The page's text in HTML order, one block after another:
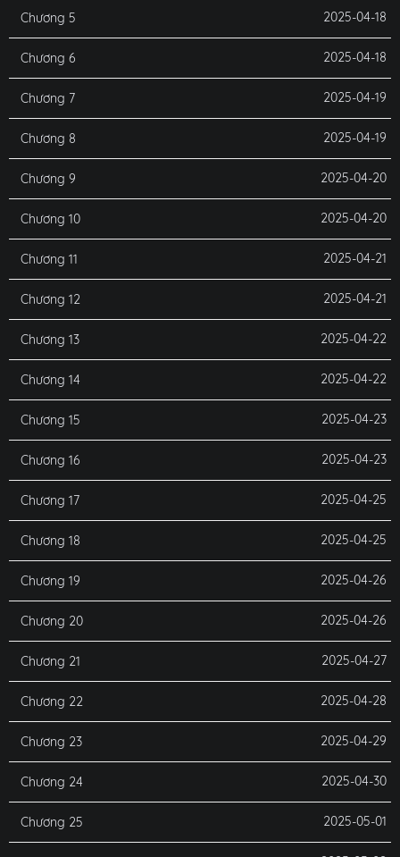
Chương 5 2025-04-18
Chương 6 2025-04-18
Chương 7 2025-04-19
Chương 8 2025-04-19
Chương 9 2025-04-20
Chương 10 2025-04-20
Chương 11 2025-04-21
Chương 12 2025-04-21
Chương 13 2025-04-22
Chương 14 2025-04-22
Chương 15 2025-04-23
Chương 16 2025-04-23
Chương 17 2025-04-25
Chương 18 2025-04-25
Chương 19 2025-04-26
Chương 20 2025-04-26
Chương 21 2025-04-27
Chương 22 2025-04-28
Chương 23 2025-04-29
Chương 24 2025-04-30
Chương 25 2025-05-01